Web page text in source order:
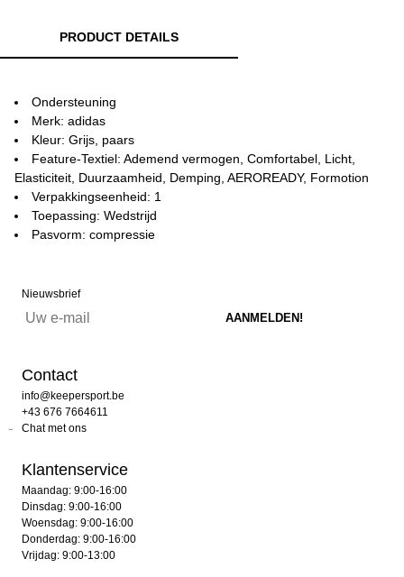
PRODUCT DETAILS
Ondersteuning
Merk: adidas
Kleur: Grijs, paars
Feature-Textiel: Ademend vermogen, Comfortabel, Licht,
Elasticiteit, Duurzaamheid, Demping, AEROREADY, Formotion
Verpakkingseenheid: 1
Toepassing: Wedstrijd
Pasvorm: compressie
Nieuwsbrief
Contact
info@keepersport.be
+43 676 7664611
Chat met ons
Klantenservice
Maandag: 9:00-16:00
Dinsdag: 9:00-16:00
Woensdag: 9:00-16:00
Donderdag: 9:00-16:00
Vrijdag: 9:00-13:00